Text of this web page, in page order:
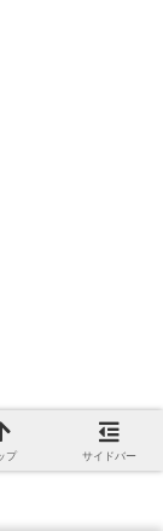
プ サイドバー